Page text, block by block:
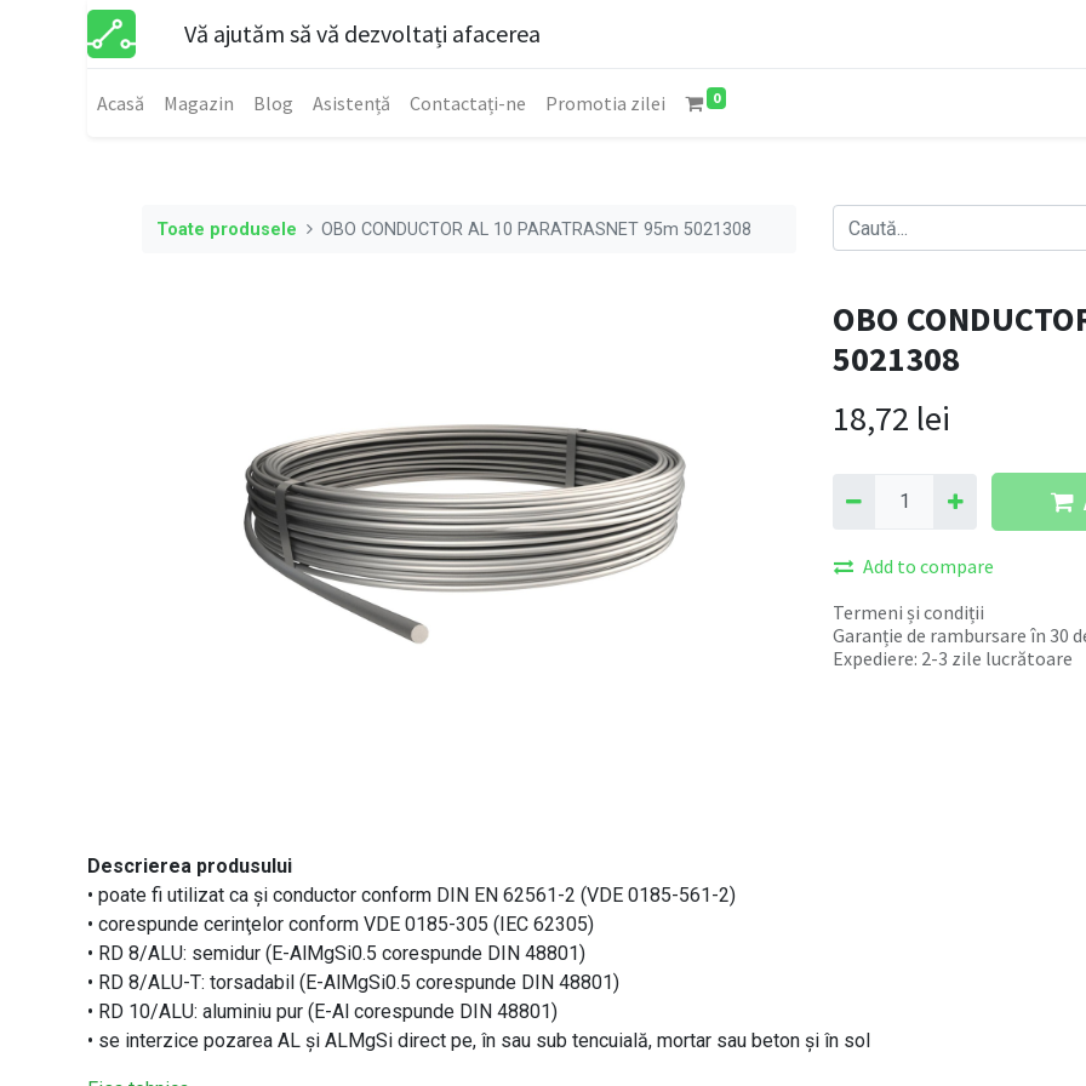
Vă ajutăm să vă dezvoltați afacerea
Acasă Magazin Blog Asistență Contactați-ne Promotia zilei 0
Toate produsele OBO CONDUCTOR AL 10 PARATRASNET 95m 5021308
OBO
5021308
18,72 lei
Add to compare
Termeni și condiții
Garanție de rambursare în 30
Expediere: 2-3 zile lucrătoare
Descrierea produsului
• poate fi utilizat ca și conductor conform DIN EN 62561-2 (VDE 0185-561-2)
• corespunde cerinţelor conform VDE 0185-305 (IEC 62305)
• RD 8/ALU: semidur (E-AlMgSi0.5 corespunde DIN 48801)
• RD 8/ALU-T: torsadabil (E-AlMgSi0.5 corespunde DIN 48801)
• RD 10/ALU: aluminiu pur (E-Al corespunde DIN 48801)
• se interzice pozarea AL şi ALMgSi direct pe, în sau sub tencuială, mortar sau beton şi în sol